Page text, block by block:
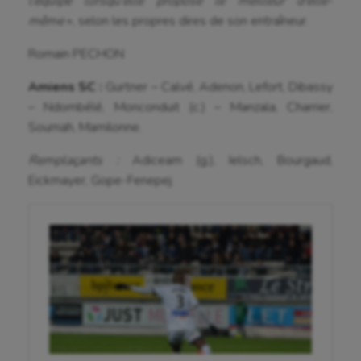
Omnisports
Outdoor
Paddle
Patinage artistique
Pétanque
Plongée
Randonnée / Marche
Roller-derby
même », selon les propres dires de son entraîneur.
Romain PECHON
Amiens SC :
Gurtner – Calvé, Adenon, Lefort, Dibassy
– Ndombélé, Monconduit (c.) – Manzala, Charrier,
Soumah, Mamilonne.
Remplaçants :
Adiceam (g.), Ielsch, Bourgaud,
Eickmayer, Gope-Fenepej.